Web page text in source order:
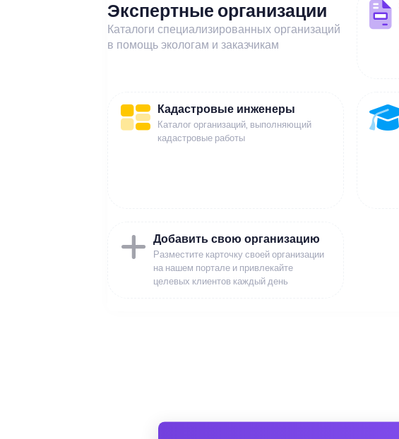
Экспертные организации
Каталоги специализированных организаций
в помощь экологам и заказчикам
Кадастровые инженеры
Каталог организаций, выполняющий
кадастровые работы
Добавить свою организацию
Разместите карточку своей организации
на нашем портале и привлекайте
целевых клиентов каждый день